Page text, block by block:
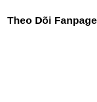
Theo Dõi Fanpage